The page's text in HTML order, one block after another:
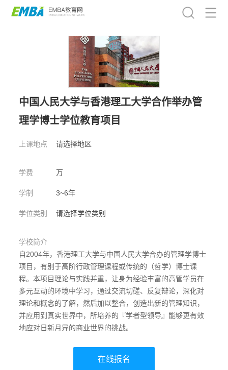
中国人民大学与香港理工大学合作举办管
理学博士学位教育项目
上课地点 请选择地区
学费
万
学制 3~6年
学位类别 请选择学位类别
学校简介
自2004年，香港理工大学与中国人民大学合办的管理学博士
项目，有别于高阶行政管理课程或传统的（哲学）博士课
程。本项目理论与实践并重，让身为经验丰富的高管学员在
多元互动的环境中学习，通过交流切磋、反复辩论，深化对
理论和概念的了解，然后加以整合，创造出新的管理知识，
并应用到真实世界中，所培养的『学者型领导』能够更有效
地应对日新月异的商业世界的挑战。
在线报名